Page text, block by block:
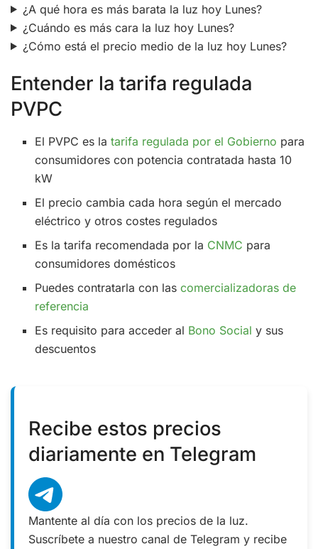
¿A qué hora es más barata la luz hoy Lunes?
¿Cuándo es más cara la luz hoy Lunes?
¿Cómo está el precio medio de la luz hoy Lunes?
Entender la tarifa regulada
PVPC
El PVPC es latarifa regulada por el Gobierno para
consumidores con potencia contratada hasta 10
kW
El precio cambia cada hora según el mercado
eléctrico y otros costes regulados
Es la tarifa recomendada por la CNMC para
consumidores domésticos
Puedes contratarla con lascomercializadoras de
referencia
Es requisito para acceder al Bono Social y sus
descuentos
Recibe estos precios
diariamente en Telegram
Mantente al día con los precios de la luz.
Suscríbete a nuestro canal de Telegram y recibe